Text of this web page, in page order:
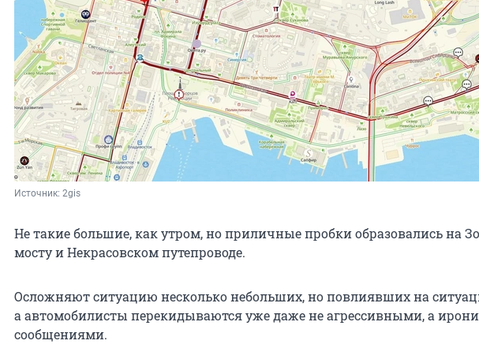
Источник: 2gis
Не такие большие, как утром, но приличные пробки образовались на
мосту и Некрасовском путепроводе.
Осложняют ситуацию несколько небольших, но повлиявших на
а автомобилисты перекидываются уже даже не агрессивными, а
сообщениями.